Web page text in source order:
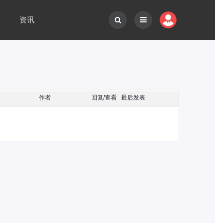
资讯
作者 回复/查看 最后发表